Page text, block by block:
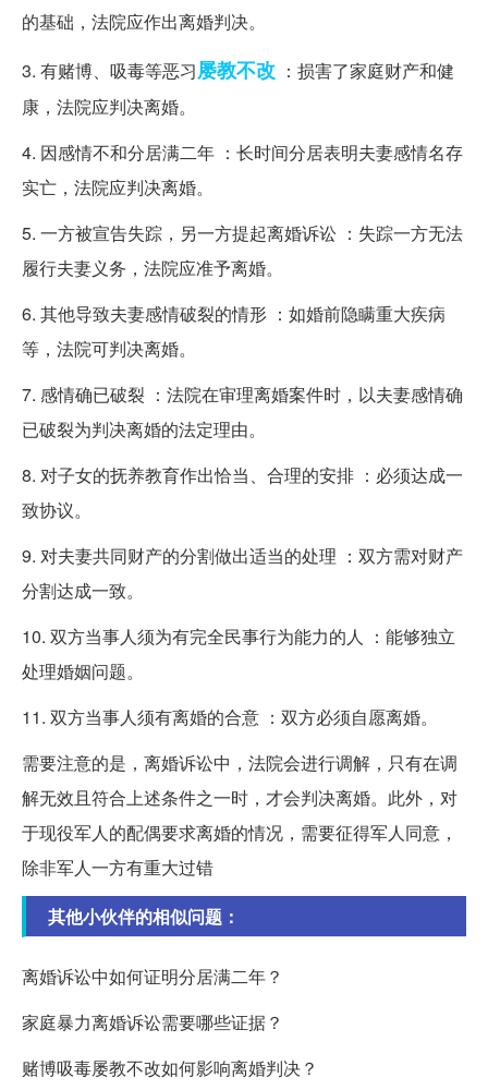
的基础，法院应作出离婚判决。
3. 有赌博、吸毒等恶习屡教不改 ：损害了家庭财产和健
康，法院应判决离婚。
4. 因感情不和分居满二年 ：长时间分居表明夫妻感情名存
实亡，法院应判决离婚。
5. 一方被宣告失踪，另一方提起离婚诉讼 ：失踪一方无法
履行夫妻义务，法院应准予离婚。
6. 其他导致夫妻感情破裂的情形 ：如婚前隐瞒重大疾病
等，法院可判决离婚。
7. 感情确已破裂 ：法院在审理离婚案件时，以夫妻感情确
已破裂为判决离婚的法定理由。
8. 对子女的抚养教育作出恰当、合理的安排 ：必须达成一
致协议。
9. 对夫妻共同财产的分割做出适当的处理 ：双方需对财产
分割达成一致。
10. 双方当事人须为有完全民事行为能力的人 ：能够独立
处理婚姻问题。
11. 双方当事人须有离婚的合意 ：双方必须自愿离婚。
需要注意的是，离婚诉讼中，法院会进行调解，只有在调
解无效且符合上述条件之一时，才会判决离婚。此外，对
于现役军人的配偶要求离婚的情况，需要征得军人同意，
除非军人一方有重大过错
其他小伙伴的相似问题：
离婚诉讼中如何证明分居满二年？
家庭暴力离婚诉讼需要哪些证据？
赌博吸毒屡教不改如何影响离婚判决？